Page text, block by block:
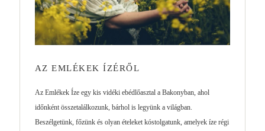
AZ EMLÉKEK ÍZÉRŐL
Az Emlékek Íze egy kis vidéki ebédlőasztal a Bakonyban, ahol
időnként összetalálkozunk, bárhol is legyünk a világban.
Beszélgetünk, főzünk és olyan ételeket kóstolgatunk, amelyek íze régi